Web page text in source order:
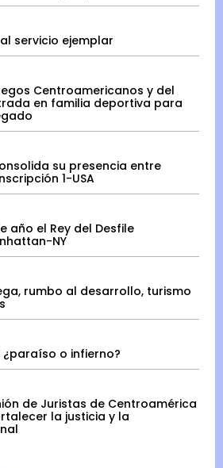
servicio ejemplar
Centroamericanos y del
en familia deportiva para
su presencia entre
1-USA
año el Rey del Desfile
NY
rumbo al desarrollo, turismo
¿paraíso o infierno?
de Juristas de Centroamérica
la justicia y la